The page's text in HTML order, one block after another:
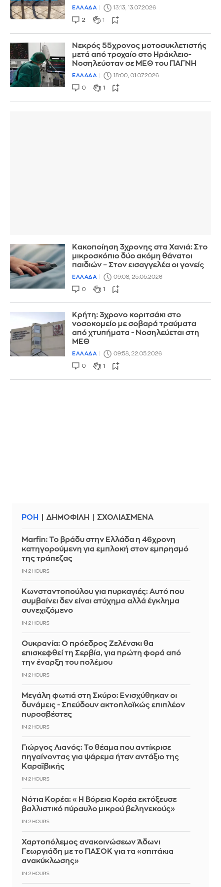
ΕΛΛΑΔΑ 13:13, 13.07.2026
2 1
Νεκρός 55χρονος μοτοσυκλετιστής
μετά από τροχαίο στο Ηράκλειο-
Νοσηλεύοταν σε ΜΕΘ του ΠΑΓΝΗ
ΕΛΛΑΔΑ 18:00, 01.07.2026
0 1
Κακοποίηση 3χρονης στα Χανιά: Στο
μικροσκόπιο δύο ακόμη θάνατοι
παιδιών – Στον εισαγγελέα οι γονείς
ΕΛΛΑΔΑ 09:08, 25.05.2026
0 1
Κρήτη: 3χρονο κοριτσάκι στο
νοσοκομείο με σοβαρά τραύματα
από χτυπήματα - Νοσηλεύεται στη
ΜΕΘ
ΕΛΛΑΔΑ 09:58, 22.05.2026
0 1
ΡΟΗ ΔΗΜΟΦΙΛΗ ΣΧΟΛΙΑΣΜΕΝΑ
Marfin: Το βράδυ στην Ελλάδα η 46χρονη
κατηγορούμενη για εμπλοκή στον εμπρησμό
της τράπεζας
IN 2 HOURS
Κωνσταντοπούλου για πυρκαγιές: Αυτό που
συμβαίνει δεν είναι ατύχημα αλλά έγκλημα
συνεχιζόμενο
IN 2 HOURS
Ουκρανία: Ο πρόεδρος Ζελένσκι θα
επισκεφθεί τη Σερβία, για πρώτη φορά από
την έναρξη του πολέμου
IN 2 HOURS
Μεγάλη φωτιά στη Σκύρο: Ενισχύθηκαν οι
δυνάμεις - Σπεύδουν ακτοπλοϊκώς επιπλέον
πυροσβέστες
IN 2 HOURS
Γιώργος Λιανός: Το θέαμα που αντίκρισε
πηγαίνοντας για ψάρεμα ήταν αντάξιο της
Καραϊβικής
IN 2 HOURS
Νότια Κορέα: «Η Βόρεια Κορέα εκτόξευσε
βαλλιστικό πύραυλο μικρού βεληνεκούς»
IN 2 HOURS
Χαρτοπόλεμος ανακοινώσεων Άδωνι
Γεωργιάδη με το ΠΑΣΟΚ για τα «σπιτάκια
ανακύκλωσης»
IN 2 HOURS